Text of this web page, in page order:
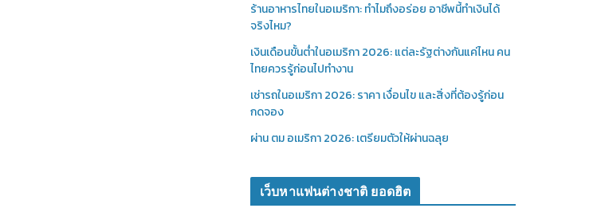
ร้านอาหารไทยในอเมริกา: ทำไมถึงอร่อย อาชีพนี้ทำเงินได้
จริงไหม?
เงินเดือนขั้นต่ำในอเมริกา 2026: แต่ละรัฐต่างกันแค่ไหน คน
ไทยควรรู้ก่อนไปทำงาน
เช่ารถในอเมริกา 2026: ราคา เงื่อนไข และสิ่งที่ต้องรู้ก่อน
กดจอง
ผ่าน ตม อเมริกา 2026: เตรียมตัวให้ผ่านฉลุย
เว็บหาแฟนต่างชาติ ยอดฮิต